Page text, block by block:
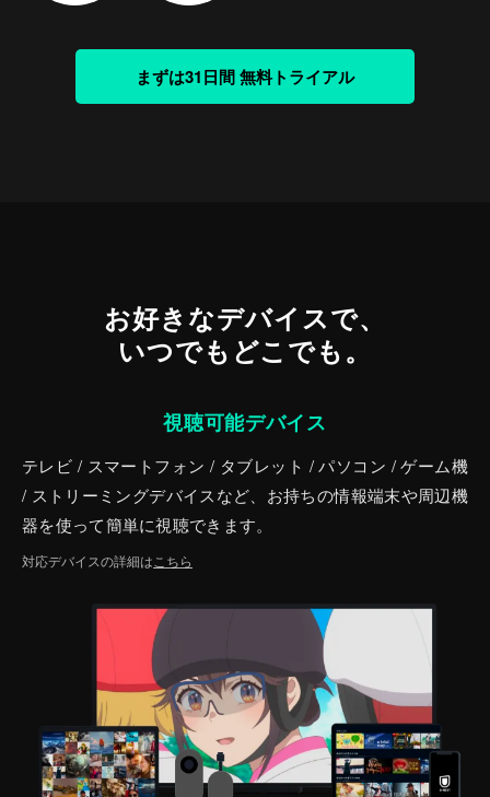
まずは31日間 無料トライアル
お好きなデバイスで、
いつでもどこでも。
視聴可能デバイス
テレビ / スマートフォン / タブレット / パソコン / ゲーム機
/ ストリーミングデバイスなど、お持ちの情報端末や周辺機
器を使って簡単に視聴できます。
対応デバイスの詳細は こちら